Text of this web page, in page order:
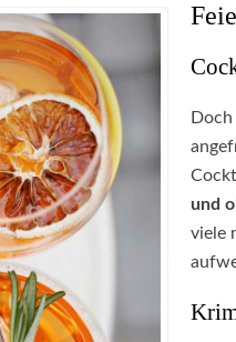
und
viele